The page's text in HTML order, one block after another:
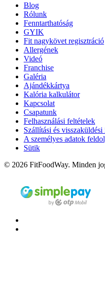
Blog
Rólunk
Fenntarthatóság
GYIK
Fit nagykövet regisztráció
Allergének
Videó
Franchise
Galéria
Ajándékkártya
Kalória kalkulátor
Kapcsolat
Csapatunk
Felhasználási feltételek
Szállítási és
A személyes adatok
Sütik
© 2026 FitFoodWay. Minden